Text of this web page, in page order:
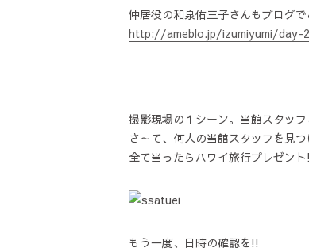
仲居役の和泉佑三子さんもブログ
http://ameblo.jp/izumiyumi/day-
撮影現場の１シーン。当館スタッ
さ～て、何人の当館スタッフを見
全て当ったらハワイ旅行プレゼン
もう一度、日時の確認を!!